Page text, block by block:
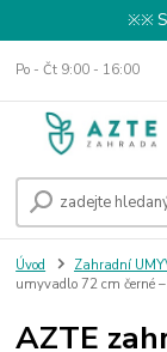
※※ S
Po - Čt 9:00 - 16:00
Úvod Zahradní
umyvadlo 72 cm černé
AZTE